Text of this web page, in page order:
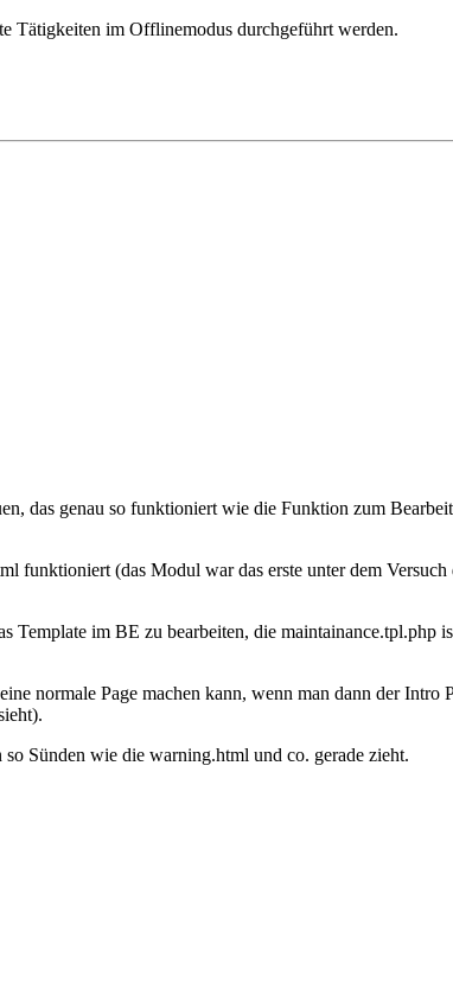
Tätigkeiten im Offlinemodus durchgeführt werden.
das genau so funktioniert wie die Funktion zum
funktioniert (das Modul war das erste unter dem
im BE zu bearbeiten, die maintainance.tpl.php
normale Page machen kann, wenn man dann der Intro
Sünden wie die warning.html und co. gerade zieht.